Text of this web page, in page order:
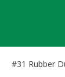
#31 Rubber